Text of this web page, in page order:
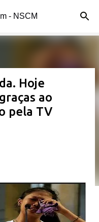
principal
- NSCM
Hoje
ao
pela TV